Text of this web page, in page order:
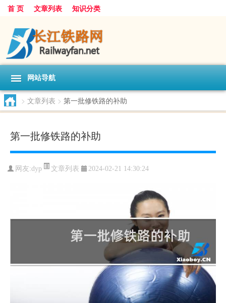
首 页 文章列表 知识分类
网站导航
> 文章列表 > 第一批修铁路的补助
第一批修铁路的补助
网友:dyp 文章列表 2024-02-21 14:30:24